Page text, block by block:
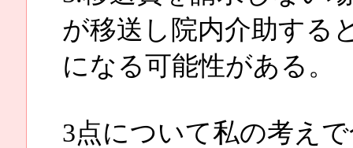
が移送し院内介助する
になる可能性がある。
3点について私の考え